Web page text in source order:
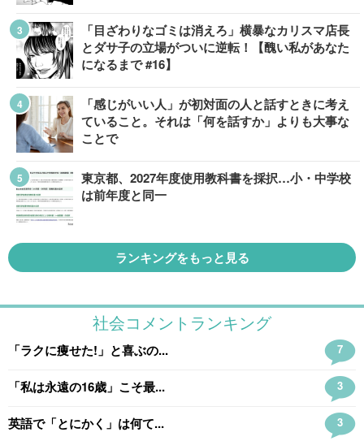
「目ざわりなゴミは消えろ」横暴なカリスマ店長
とダサ子の立場がついに逆転！【醜い私があなた
になるまで #16】
「感じがいい人」が初対面の人と話すときに考え
ていること。それは「何を話すか」よりも大事な
ことで
東京都、2027年度使用教科書を採択…小・中学校
は前年度と同一
ランキングをもっと見る